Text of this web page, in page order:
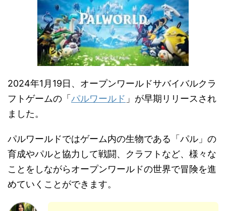
2024年1月19日、オープンワールドサバイバルクラ
フトゲームの「 パルワールド 」が早期リリースされ
ました。
パルワールドではゲーム内の生物である「パル」の
育成やパルと協力して戦闘、クラフトなど、様々な
ことをしながらオープンワールドの世界で冒険を進
めていくことができます。